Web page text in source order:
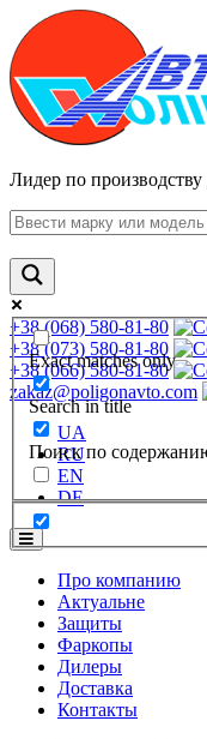
Лидер по
Exact matches only
Search in title
Поиск по
+38 (068) 580-81-80
+38 (073) 580-81-80
+38 (066) 580-81-80
zakaz@poligonavto.com
UA
RU
EN
DE
Про компанию
Актуальне
Защиты
Фаркопы
Дилеры
Доставка
Контакты